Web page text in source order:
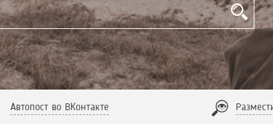
Автопост во ВКонтакте